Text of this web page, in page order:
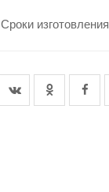
Сроки изготовления